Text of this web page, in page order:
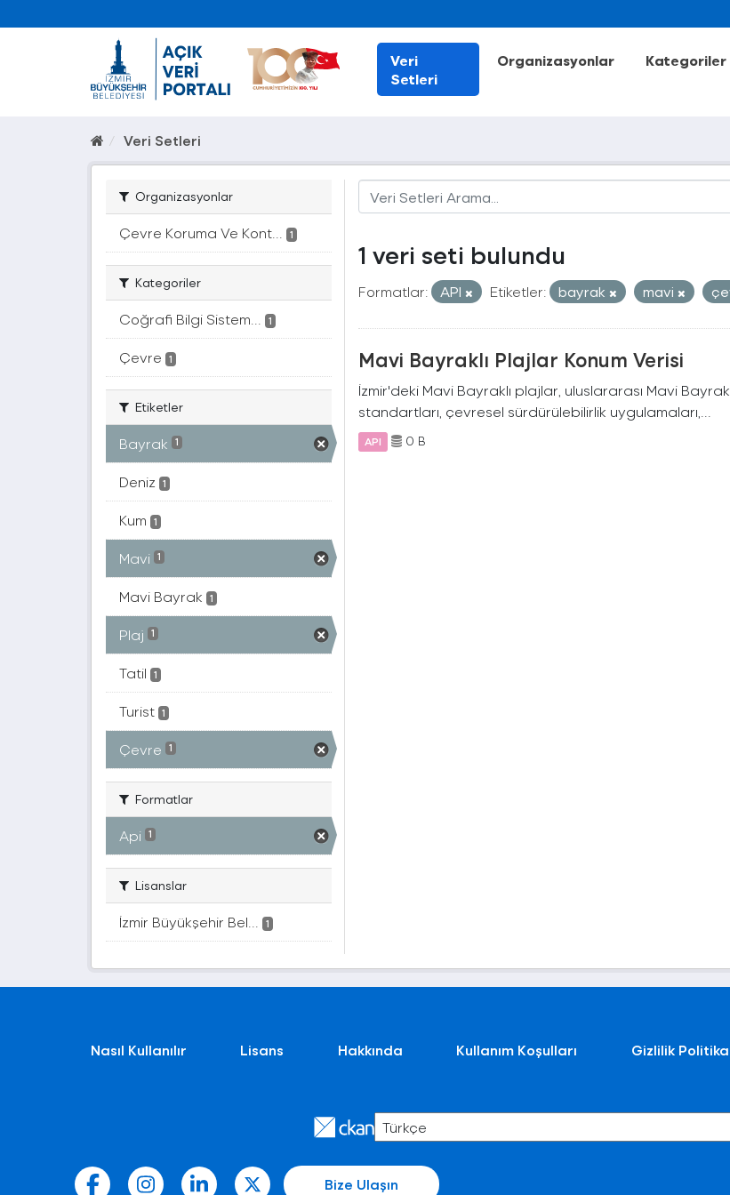
Veri
Setleri
Organizasyonlar Kategoriler
Veri Setleri
Organizasyonlar
Çevre Koruma Ve Kont... 1
Kategoriler
Coğrafi Bilgi Sistem... 1
Çevre 1
Etiketler
Bayrak 1
Deniz 1
Kum 1
Mavi 1
Mavi Bayrak 1
Plaj 1
Tatil 1
Turist 1
Çevre 1
Formatlar
Api 1
Lisanslar
İzmir Büyükşehir Bel... 1
1 veri seti bulundu
Formatlar: API Etiketler: bayrak mavi
Mavi Bayraklı Plajlar Konum Verisi
İzmir'deki Mavi Bayraklı plajlar, uluslararası Mavi
standartları, çevresel sürdürülebilirlik uygulamaları,...
API 0 B
Nasıl Kullanılır Lisans Hakkında Kullanım Koşulları Gizlilik
Bize Ulaşın